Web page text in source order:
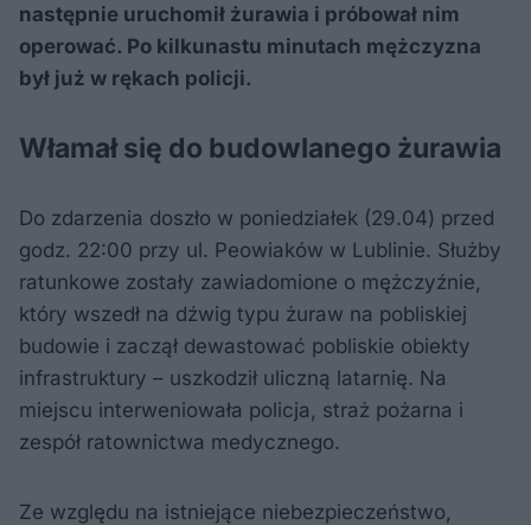
następnie uruchomił żurawia i próbował nim
operować. Po kilkunastu minutach mężczyzna
był już w rękach policji.
Włamał się do budowlanego żurawia
Do zdarzenia doszło w poniedziałek (29.04) przed
godz. 22:00 przy ul. Peowiaków w Lublinie. Służby
ratunkowe zostały zawiadomione o mężczyźnie,
który wszedł na dźwig typu żuraw na pobliskiej
budowie i zaczął dewastować pobliskie obiekty
infrastruktury – uszkodził uliczną latarnię. Na
miejscu interweniowała policja, straż pożarna i
zespół ratownictwa medycznego.
Ze względu na istniejące niebezpieczeństwo,